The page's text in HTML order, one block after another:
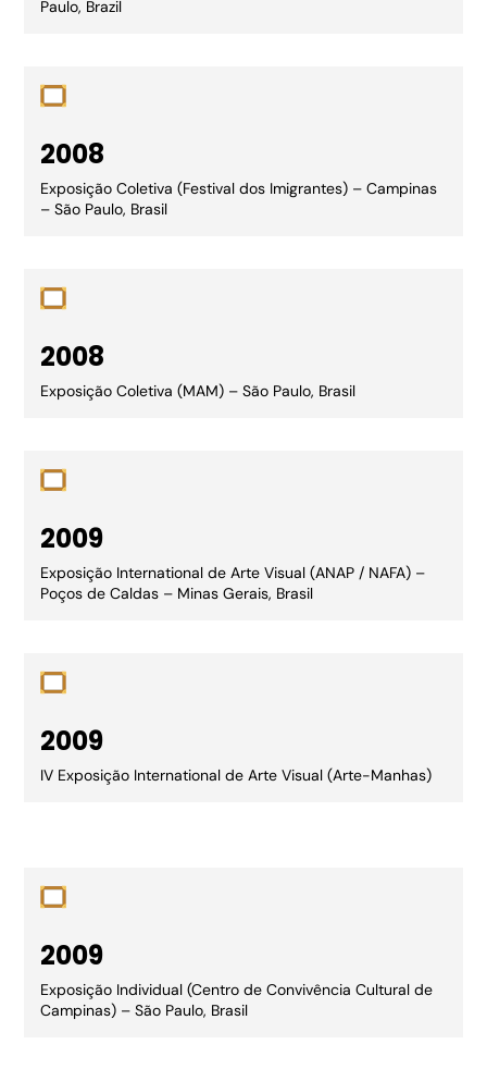
Paulo, Brazil
2008
Exposição Coletiva (Festival dos Imigrantes) – Campinas
– São Paulo, Brasil
2008
Exposição Coletiva (MAM) – São Paulo, Brasil
2009
Exposição International de Arte Visual (ANAP / NAFA) –
Poços de Caldas – Minas Gerais, Brasil
2009
IV Exposição International de Arte Visual (Arte-Manhas)
2009
Exposição Individual (Centro de Convivência Cultural de
Campinas) – São Paulo, Brasil